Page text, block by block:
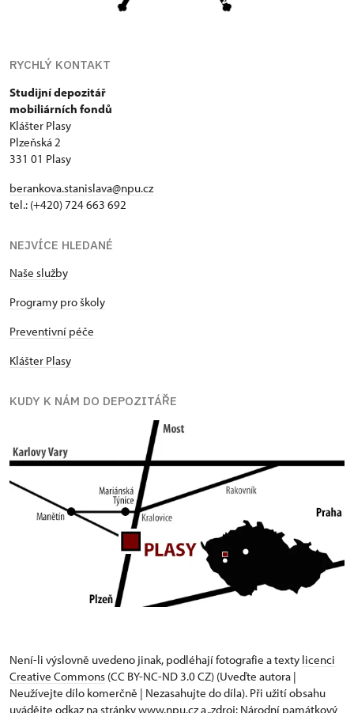
RYCHLÝ KONTAKT
Studijní depozitář
mobiliárních fondů
Klášter Plasy
Plzeňská 2
331 01 Plasy
berankova.stanislava@npu.cz
tel.: (+420) 724 663 692
NEJVÍCE HLEDANÉ
Naše služby
Programy pro školy
Preventivní péče
Klášter Plasy
KUDY K NÁM DO DEPOZITÁŘE
Není-li výslovně uvedeno jinak, podléhají fotografie a texty licenci
Creative Commons (CC BY-NC-ND 3.0 CZ) (Uveďte autora |
Neužívejte dílo komerčně | Nezasahujte do díla). Při užití obsahu
uvádějte odkaz na stránky www.npu.cz a „zdroj: Národní památkový